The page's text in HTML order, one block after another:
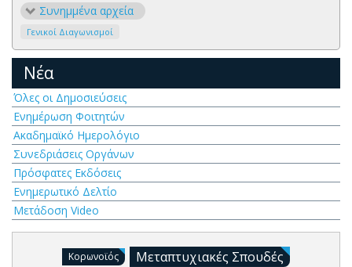
Συνημμένα αρχεία
Γενικοί Διαγωνισμοί
Νέα
Όλες οι Δημοσιεύσεις
Ενημέρωση Φοιτητών
Ακαδημαϊκό Ημερολόγιο
Συνεδριάσεις Οργάνων
Πρόσφατες Εκδόσεις
Ενημερωτικό Δελτίο
Μετάδοση Video
Κορωνοϊός Μεταπτυχιακές Σπουδές